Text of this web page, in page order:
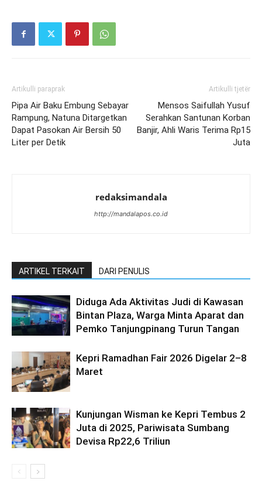
Artikulli paraprak
Pipa Air Baku Embung Sebayar
Rampung, Natuna Ditargetkan
Dapat Pasokan Air Bersih 50
Liter per Detik
Artikulli tjetër
Mensos Saifullah Yusuf
Serahkan Santunan Korban
Banjir, Ahli Waris Terima Rp15
Juta
redaksimandala
http://mandalapos.co.id
ARTIKEL TERKAIT DARI PENULIS
Diduga Ada Aktivitas Judi di Kawasan
Bintan Plaza, Warga Minta Aparat dan
Pemko Tanjungpinang Turun Tangan
Kepri Ramadhan Fair 2026 Digelar 2–8
Maret
Kunjungan Wisman ke Kepri Tembus 2
Juta di 2025, Pariwisata Sumbang
Devisa Rp22,6 Triliun